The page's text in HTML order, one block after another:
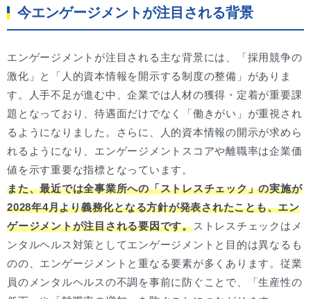
今エンゲージメントが注目される背景
エンゲージメントが注目される主な背景には、「採用競争の
激化」と「人的資本情報を開示する制度の整備」がありま
す。人手不足が進む中、企業では人材の獲得・定着が重要課
題となっており、待遇面だけでなく「働きがい」が重視され
るようになりました。さらに、人的資本情報の開示が求めら
れるようになり、エンゲージメントスコアや離職率は企業価
値を示す重要な指標となっています。
また、最近では全事業所への「ストレスチェック」の実施が
2028年4月より義務化となる方針が発表されたことも、エン
ゲージメントが注目される要因です。ストレスチェックはメ
ンタルヘルス対策としてエンゲージメントと目的は異なるも
のの、エンゲージメントと重なる要素が多くあります。従業
員のメンタルヘルスの不調を事前に防ぐことで、「生産性の